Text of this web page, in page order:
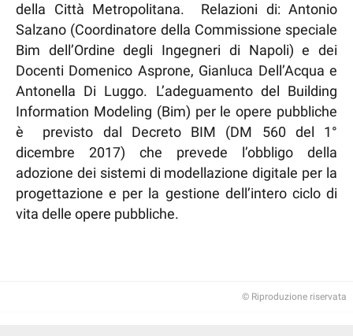
della Città Metropolitana. Relazioni di: Antonio
Salzano (Coordinatore della Commissione speciale
Bim dell’Ordine degli Ingegneri di Napoli) e dei
Docenti Domenico Asprone, Gianluca Dell’Acqua e
Antonella Di Luggo. L’adeguamento del Building
Information Modeling (Bim) per le opere pubbliche
è previsto dal Decreto BIM (DM 560 del 1°
dicembre 2017) che prevede l’obbligo della
adozione dei sistemi di modellazione digitale per la
progettazione e per la gestione dell’intero ciclo di
vita delle opere pubbliche.
© Riproduzione riservata